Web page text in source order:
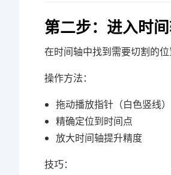
第二步：进入时
在时间轴中找到需要切割的位
操作方法：
拖动播放指针（白色竖线）
精确定位到时间点
放大时间轴提升精度
技巧：